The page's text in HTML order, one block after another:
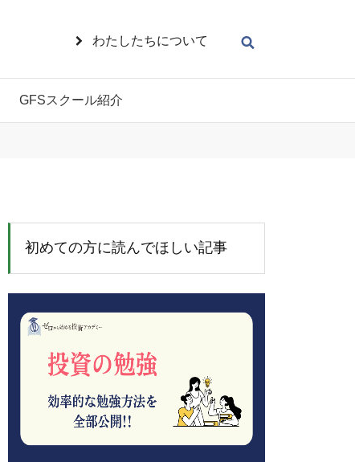
わたしたちについて
GFSスクール紹介
初めての方に読んでほしい記事